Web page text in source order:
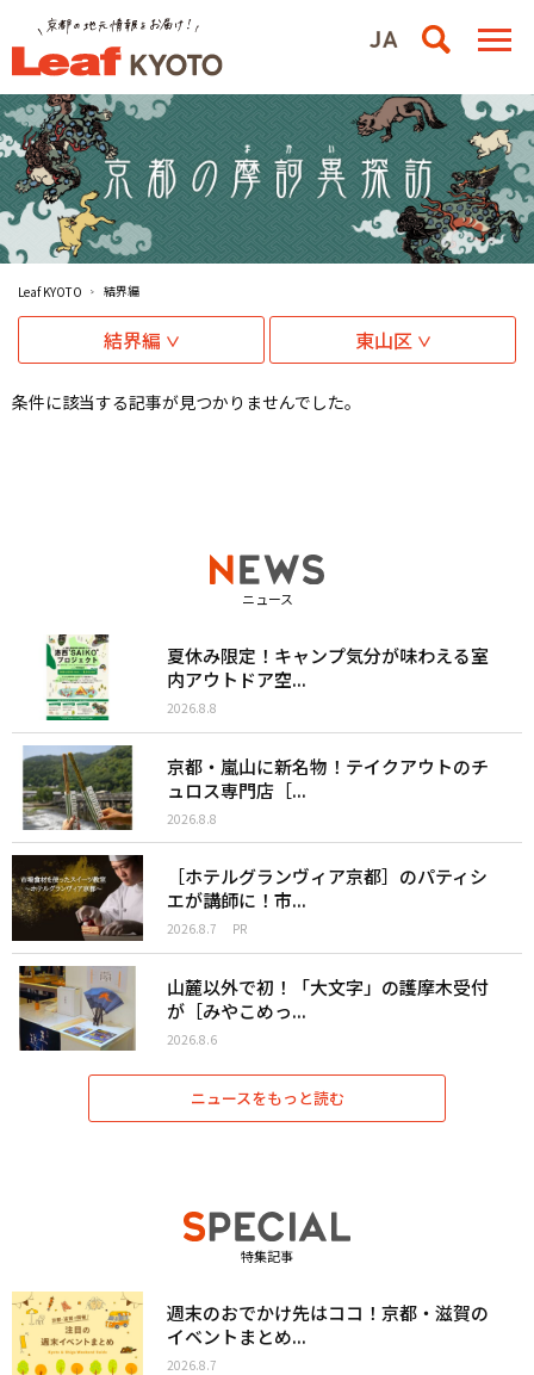
Leaf KYOTO 結界編
結界編 東山区
条件に該当する記事が見つかりませんでした。
ニュース
夏休み限定！キャンプ気分が味わえる室
内アウトドア空...
2026.8.8
京都・嵐山に新名物！テイクアウトのチ
ュロス専門店［...
2026.8.8
［ホテルグランヴィア京都］のパティシ
エが講師に！市...
2026.8.7 PR
山麓以外で初！「大文字」の護摩木受付
が［みやこめっ...
2026.8.6
ニュースをもっと読む
特集記事
週末のおでかけ先はココ！京都・滋賀の
イベントまとめ...
2026.8.7